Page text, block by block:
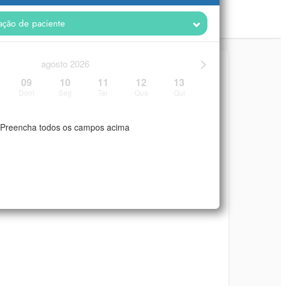
>
agosto 2026
09 10 11 12 13
Preencha todos os campos acima